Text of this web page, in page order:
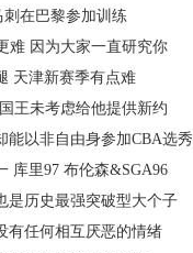
在巴黎参加训练
难 因为大家一直研究你
天津新赛季有点难
王未考虑给他提供新约
能以非自由身参加CBA选秀
库里97 布伦森&SGA96
是历史最强突破型大个子
有任何相互厌恶的情绪